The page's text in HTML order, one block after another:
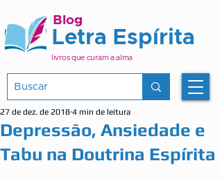
Letra Espírita
Blog
livros que curam a alma
Depressão, Ansiedade e
Tabu na Doutrina Espírita
27 de dez. de 2018 4 min de leitura